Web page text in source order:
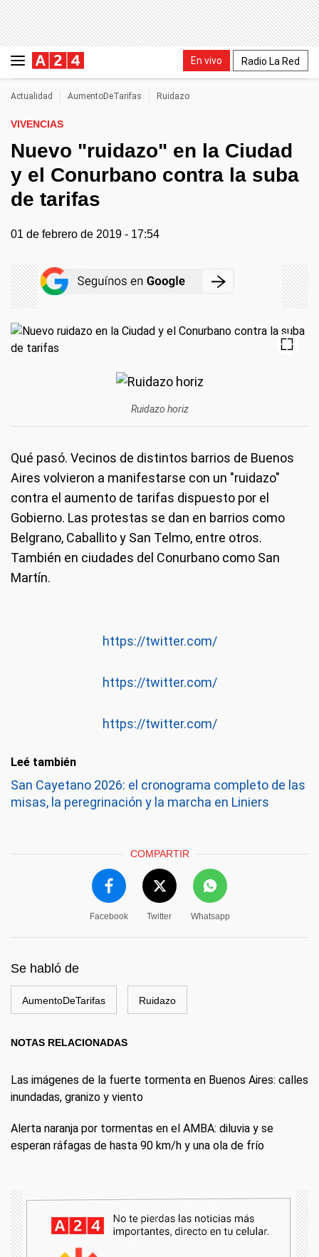
En vivo Radio La Red
Actualidad AumentoDeTarifas Ruidazo
VIVENCIAS
Nuevo "ruidazo" en la Ciudad
y el Conurbano contra la suba
de tarifas
01 de febrero de 2019 - 17:54
Ruidazo horiz
Qué pasó. Vecinos de distintos barrios de Buenos
Aires volvieron a manifestarse con un "ruidazo"
contra el aumento de tarifas dispuesto por el
Gobierno. Las protestas se dan en barrios como
Belgrano, Caballito y San Telmo, entre otros.
También en ciudades del Conurbano como San
Martín.
https://twitter.com/
https://twitter.com/
https://twitter.com/
Leé también
San Cayetano 2026: el cronograma completo de las
misas, la peregrinación y la marcha en Liniers
COMPARTIR
Facebook Twitter Whatsapp
Se habló de
AumentoDeTarifas Ruidazo
NOTAS RELACIONADAS
Las imágenes de la fuerte tormenta en Buenos Aires: calles
inundadas, granizo y viento
Alerta naranja por tormentas en el AMBA: diluvia y se
esperan ráfagas de hasta 90 km/h y una ola de frío